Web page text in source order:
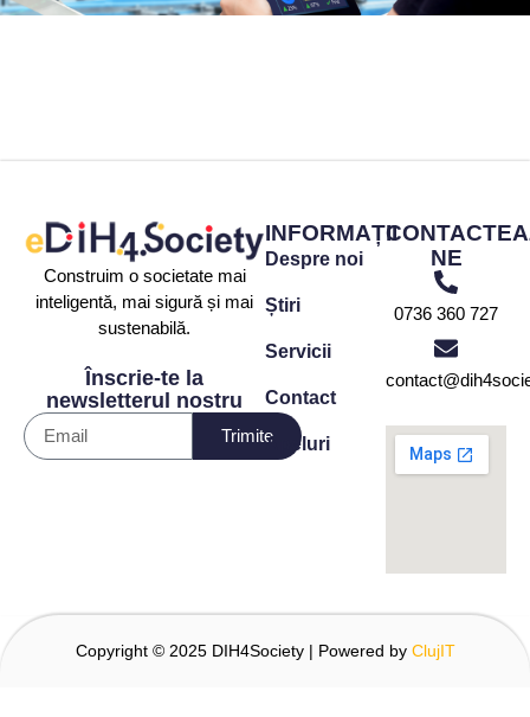
Construim o societate mai
inteligentă, mai sigură și mai
sustenabilă.
Înscrie-te la
newsletterul nostru
Trimite
INFORMAȚII
Despre noi
Știri
Servicii
Contact
Apeluri
NE
0736 360 727
Copyright © 2025 DIH4Society | Powered by ClujIT